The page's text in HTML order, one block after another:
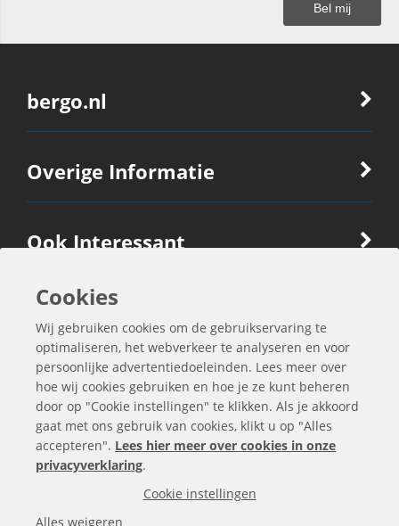
bergo.nl
Overige Informatie
Ook Interessant
Contactgegevens
Alle bedragen zijn exclusief BTW
Cookies
Wij gebruiken cookies om de gebruikservaring te
optimaliseren, het webverkeer te analyseren en voor
persoonlijke advertentiedoeleinden. Lees meer over
hoe wij cookies gebruiken en hoe je ze kunt beheren
door op "Cookie instellingen" te klikken. Als je akkoord
gaat met ons gebruik van cookies, klikt u op "Alles
accepteren". Lees hier meer over cookies in onze
privacyverklaring.
Cookie instellingen
Alles weigeren